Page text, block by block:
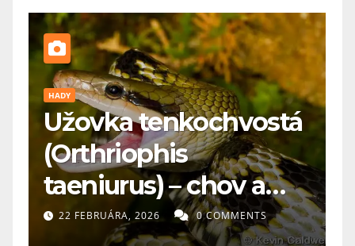
HADY
Užovka tenkochvostá
(Orthriophis
taeniurus) – chov a
starostlivosť
22 FEBRUÁRA, 2026 0 COMMENTS